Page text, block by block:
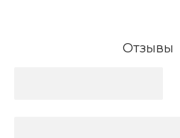
Отзывы